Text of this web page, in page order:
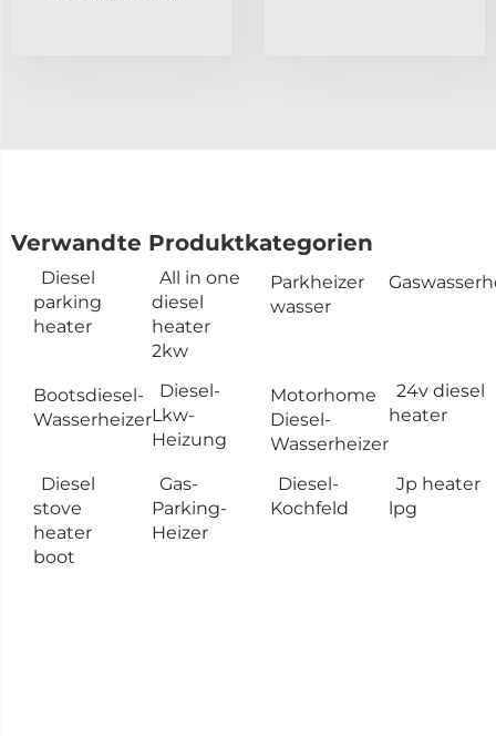
Verwandte Produktkategorien
Diesel
parking
heater
All in one
diesel
heater
2kw
Parkheizer
wasser
Bootsdiesel-
Wasserheizer
Diesel-
Lkw-
Heizung
Motorhome
Diesel-
Wasserheizer
24v diesel
heater
Diesel
stove
heater
boot
Gas-
Parking-
Heizer
Diesel-
Kochfeld
Jp heater
lpg